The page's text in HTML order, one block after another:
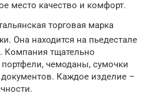
место качество и комфорт.
торговая марка
Она находится на пьедестале
тщательно
портфели, чемоданы, сумочки
документов. Каждое изделие –